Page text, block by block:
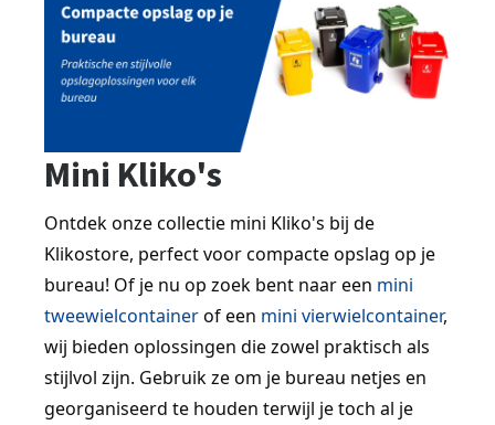
Mini Kliko's
Ontdek onze collectie mini Kliko's bij de
Klikostore, perfect voor compacte opslag op je
bureau! Of je nu op zoek bent naar een mini
tweewielcontainer of een mini vierwielcontainer,
wij bieden oplossingen die zowel praktisch als
stijlvol zijn. Gebruik ze om je bureau netjes en
georganiseerd te houden terwijl je toch al je